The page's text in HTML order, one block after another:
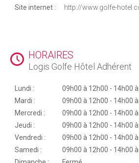
Site internet :
http://www.golfe-
HORAIRES
Logis Golfe Hôtel Adhérent
Lundi :
09h00 à 12h00 - 14h00
Mardi :
09h00 à 12h00 - 14h00
Mercredi :
09h00 à 12h00 - 14h00
Jeudi :
09h00 à 12h00 - 14h00
Vendredi :
09h00 à 12h00 - 14h00
Samedi :
09h00 à 12h00 - 14h00